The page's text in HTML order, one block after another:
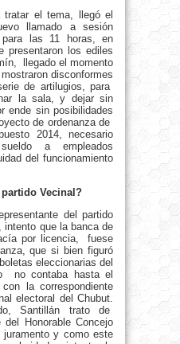
el tema, llegó el
llamado a sesión
para las 11 horas, en
presentaron los ediles
llegado el momento
disconformes
de artilugios, para
la sala, y dejar sin
ende sin posibilidades
de ordenanza de
2014, necesario
a empleados
del funcionamiento
Vecinal?
del partido
que la banca de
por licencia, fuese
que si bien figuró
eleccionarias del
no contaba hasta el
la correspondiente
electoral del Chubut.
Santillán trato de
Honorable Concejo
juramento y como este